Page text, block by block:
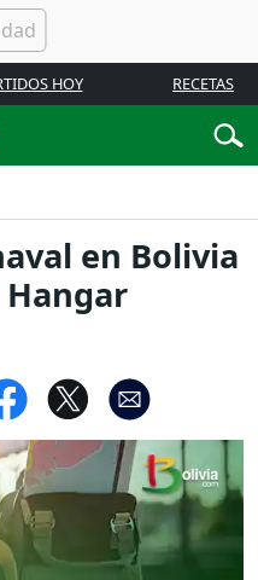
HOY RECETAS
en Bolivia